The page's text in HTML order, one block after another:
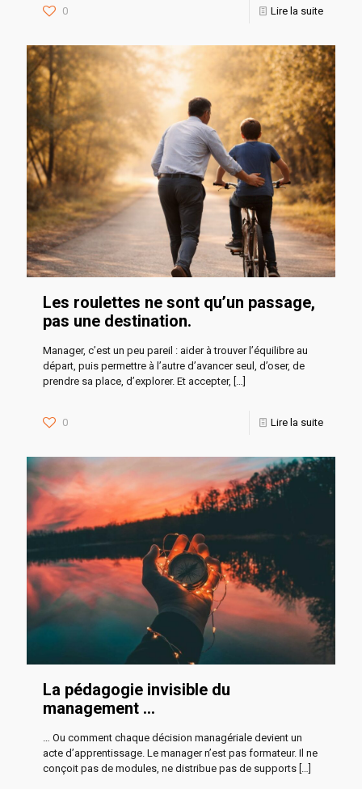
0 Lire la suite
Les roulettes ne sont qu’un passage,
pas une destination.
Manager, c’est un peu pareil : aider à trouver l’équilibre au
départ, puis permettre à l’autre d’avancer seul, d’oser, de
prendre sa place, d’explorer. Et accepter, […]
0 Lire la suite
La pédagogie invisible du
management …
… Ou comment chaque décision managériale devient un
acte d’apprentissage. Le manager n’est pas formateur. Il ne
conçoit pas de modules, ne distribue pas de supports